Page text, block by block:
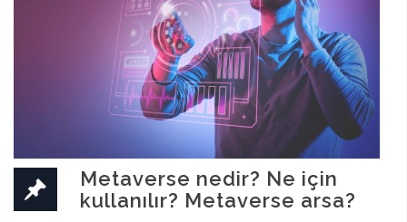
Metaverse nedir? Ne için
kullanılır? Metaverse arsa?